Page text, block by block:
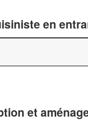
en
et